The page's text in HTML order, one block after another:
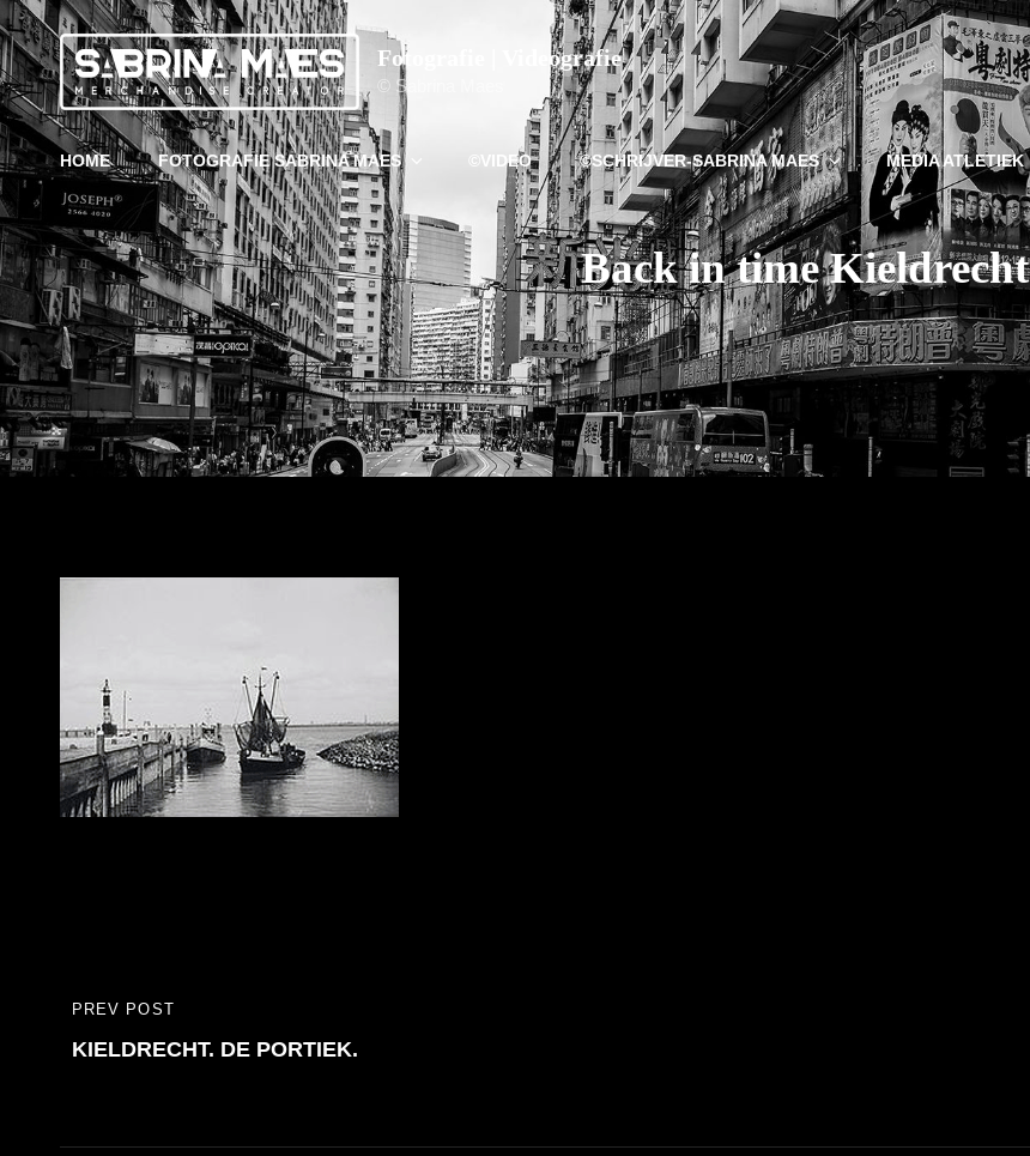
Fotografie | Videografie
© Sabrina Maes
HOME FOTOGRAFIE SABRINA MAES ©VIDEO ©SCHRIJVER-SABRINA MAES MEDIA ATLETIEK
Back in time Kieldrecht
Bericht
navigatie
PREVIOUS
POST
PREV POST
KIELDRECHT. DE PORTIEK.